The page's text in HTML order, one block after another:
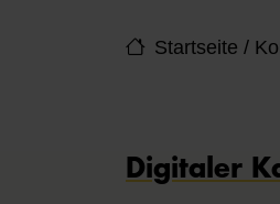
Startseite /
Digitaler